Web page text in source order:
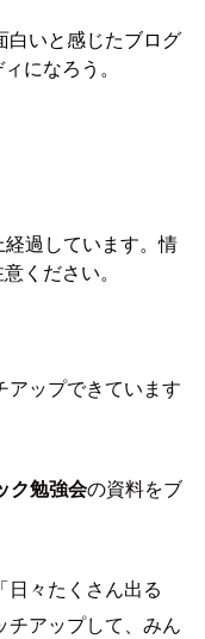
白いと感じたブログ
になろう。
過しています。情
ください。
アップできています
ク勉強会の資料をブ
々たくさん出る
チアップして、みん